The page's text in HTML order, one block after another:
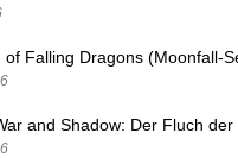
of Falling Dragons (Moonfall-
and Shadow: Der Fluch